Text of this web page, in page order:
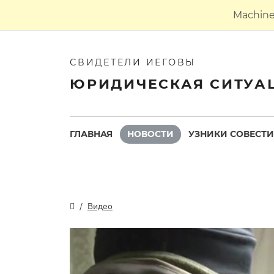
СВИДЕТЕЛИ ИЕГОВЫ
ЮРИДИЧЕСКАЯ
ГЛАВНАЯ НОВОСТИ УЗНИКИ СОВЕСТИ
Видео